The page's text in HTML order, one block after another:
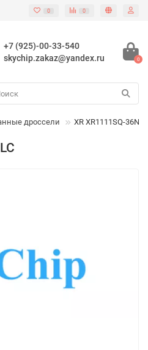
0 0
+7 (925)-00-33-540
skychip.zakaz@yandex.ru
0
дроссели XR XR1111SQ-